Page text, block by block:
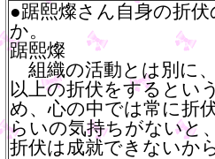
●踞熙燦さん自身の折
か。
踞熙燦
組織の活動とは別に
以上の折伏をするとい
め、心の中では常に折
らいの気持ちがないと
折伏は成就できないか